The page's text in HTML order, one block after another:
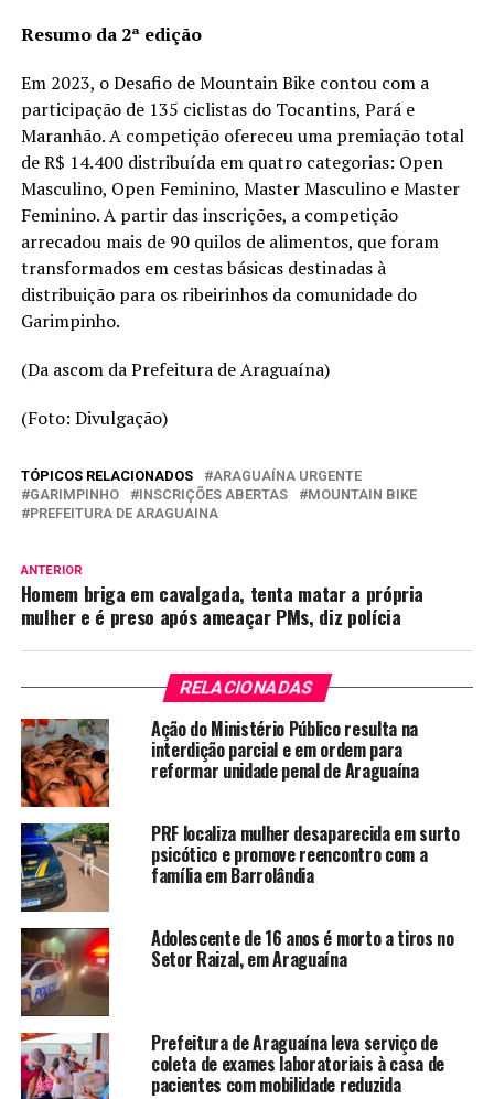
Resumo da 2ª edição
Em 2023, o Desafio de Mountain Bike contou com a
participação de 135 ciclistas do Tocantins, Pará e
Maranhão. A competição ofereceu uma premiação total
de R$ 14.400 distribuída em quatro categorias: Open
Masculino, Open Feminino, Master Masculino e Master
Feminino. A partir das inscrições, a competição
arrecadou mais de 90 quilos de alimentos, que foram
transformados em cestas básicas destinadas à
distribuição para os ribeirinhos da comunidade do
Garimpinho.
(Da ascom da Prefeitura de Araguaína)
(Foto: Divulgação)
TÓPICOS RELACIONADOS
ARAGUAÍNA URGENTE
GARIMPINHO
INSCRIÇÕES ABERTAS
MOUNTAIN BIKE
PREFEITURA DE ARAGUAINA
ANTERIOR
Homem briga em cavalgada, tenta matar a própria
mulher e é preso após ameaçar PMs, diz polícia
RELACIONADAS
Ação do Ministério Público resulta na
interdição parcial e em ordem para
reformar unidade penal de Araguaína
PRF localiza mulher desaparecida em surto
psicótico e promove reencontro com a
família em Barrolândia
Adolescente de 16 anos é morto a tiros no
Setor Raizal, em Araguaína
Prefeitura de Araguaína leva serviço de
coleta de exames laboratoriais à casa de
pacientes com mobilidade reduzida